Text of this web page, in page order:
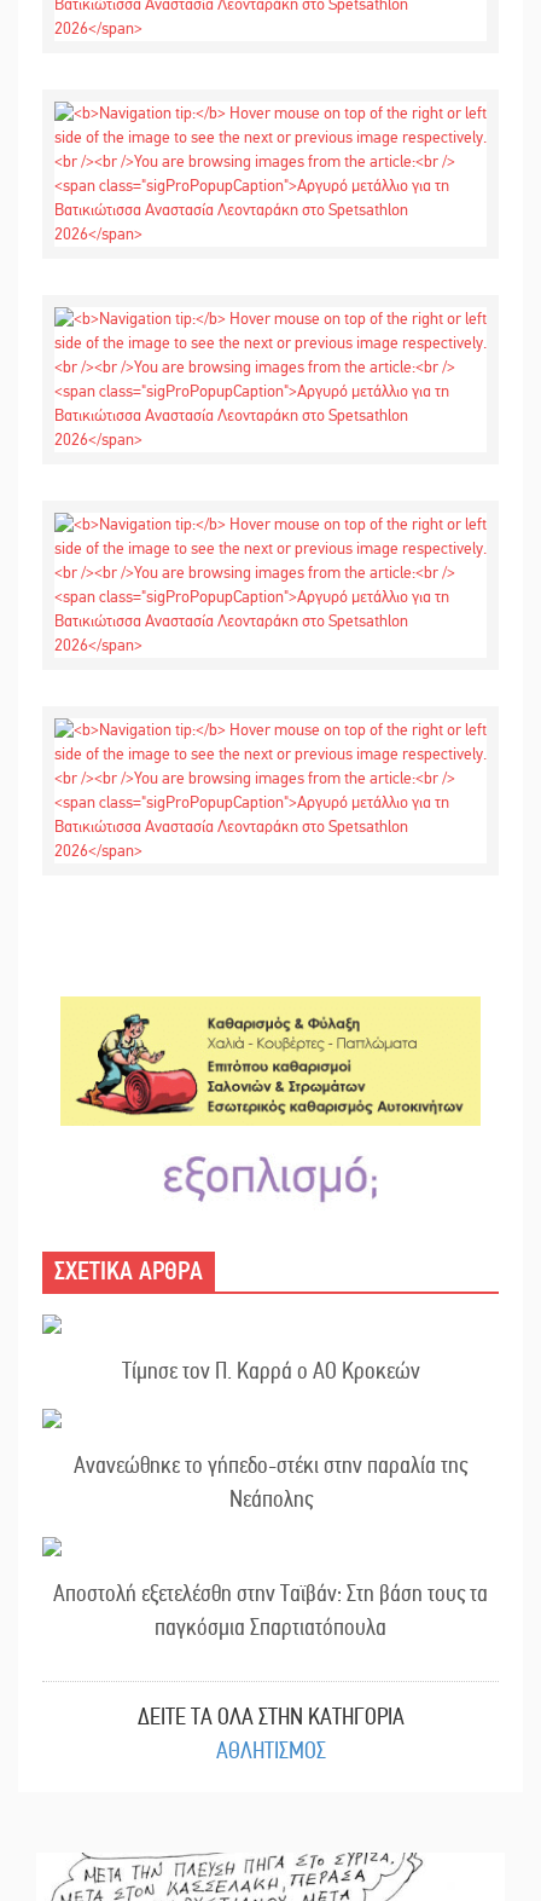
ΣΧΕΤΙΚΑ ΑΡΘΡΑ
Τίμησε τον Π. Καρρά ο ΑΟ Κροκεών
Ανανεώθηκε το γήπεδο-στέκι στην παραλία της
Νεάπολης
Αποστολή εξετελέσθη στην Ταϊβάν: Στη βάση τους τα
παγκόσμια Σπαρτιατόπουλα
ΔΕΙΤΕ ΤΑ ΟΛΑ ΣΤΗΝ ΚΑΤΗΓΟΡΙΑ
ΑΘΛΗΤΙΣΜΟΣ